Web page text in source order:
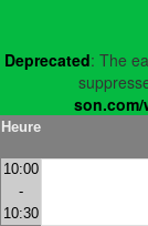
Deprecated: The
son.com/
Heure
10:00
-
10:30